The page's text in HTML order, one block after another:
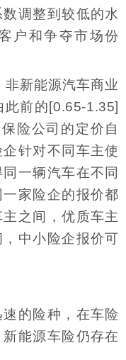
调整到较低的水
户和争夺市场份
新能源汽车商业
前的[0.65-1.35]
险公司的定价自
针对不同车主使
一辆汽车在不同
家险企的报价都
之间，优质车主
中小险企报价可
的险种，在车险
能源车险仍存在